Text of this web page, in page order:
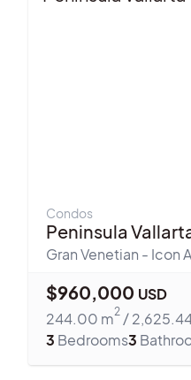
Condos
Peninsula Vallarta
Gran Venetian - Icon
$960,000 USD
244.00 m2 /
3 Bedrooms3